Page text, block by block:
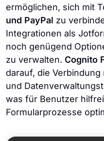
ermöglichen, sich mit
und PayPal zu
Integrationen als
noch genügend
zu verwalten. Cognito
darauf, die
und
was für Benutzer
Formularprozesse